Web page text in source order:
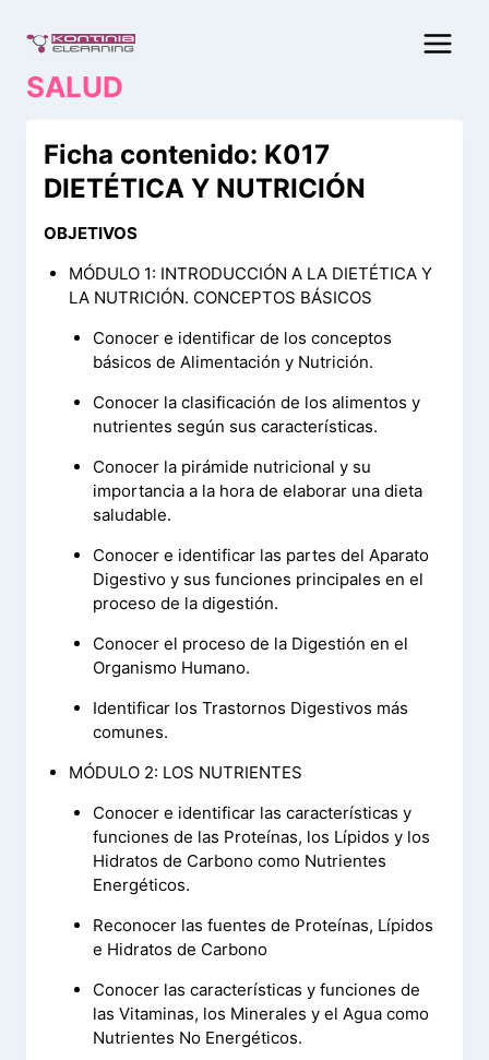
contenido
SALUD
Ficha contenido: K017
DIETÉTICA Y NUTRICIÓN
OBJETIVOS
MÓDULO 1: INTRODUCCIÓN A LA DIETÉTICA Y
LA NUTRICIÓN. CONCEPTOS BÁSICOS
Conocer e identificar de los conceptos
básicos de Alimentación y Nutrición.
Conocer la clasificación de los alimentos y
nutrientes según sus características.
Conocer la pirámide nutricional y su
importancia a la hora de elaborar una dieta
saludable.
Conocer e identificar las partes del Aparato
Digestivo y sus funciones principales en el
proceso de la digestión.
Conocer el proceso de la Digestión en el
Organismo Humano.
Identificar los Trastornos Digestivos más
comunes.
MÓDULO 2: LOS NUTRIENTES
Conocer e identificar las características y
funciones de las Proteínas, los Lípidos y los
Hidratos de Carbono como Nutrientes
Energéticos.
Reconocer las fuentes de Proteínas, Lípidos
e Hidratos de Carbono
Conocer las características y funciones de
las Vitaminas, los Minerales y el Agua como
Nutrientes No Energéticos.